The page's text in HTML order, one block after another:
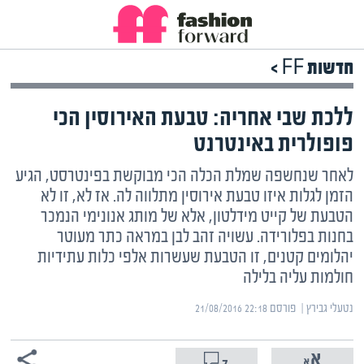
חדשות FF >
ללכת שבי אחריה: טבעת האירוסין הכי
פופולרית באינטרנט
לאחר שנחשפה שמלת הכלה הכי מבוקשת בפינטרסט, הגיע
הזמן לגלות איזו טבעת אירוסין מתלווה לה. אז לא, זו לא
הטבעת של קייט מידלטון, אלא של מותג אנונימי הנמכר
בחנות בפלורידה. עשויה זהב לבן במראה כתר מעוטר
יהלומים קטנים, זו הטבעת שעשרות אלפי כלות עתידיות
חולמות עליה בלילה
נטעלי גבירץ | ‏פורסם ‎21/08/2016 22:18